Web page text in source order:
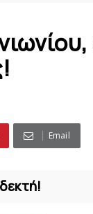
Email